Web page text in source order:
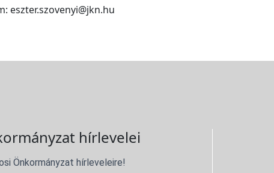
eszter.szovenyi@jkn.hu
hírlevelei
Önkormányzat hírleveleire!